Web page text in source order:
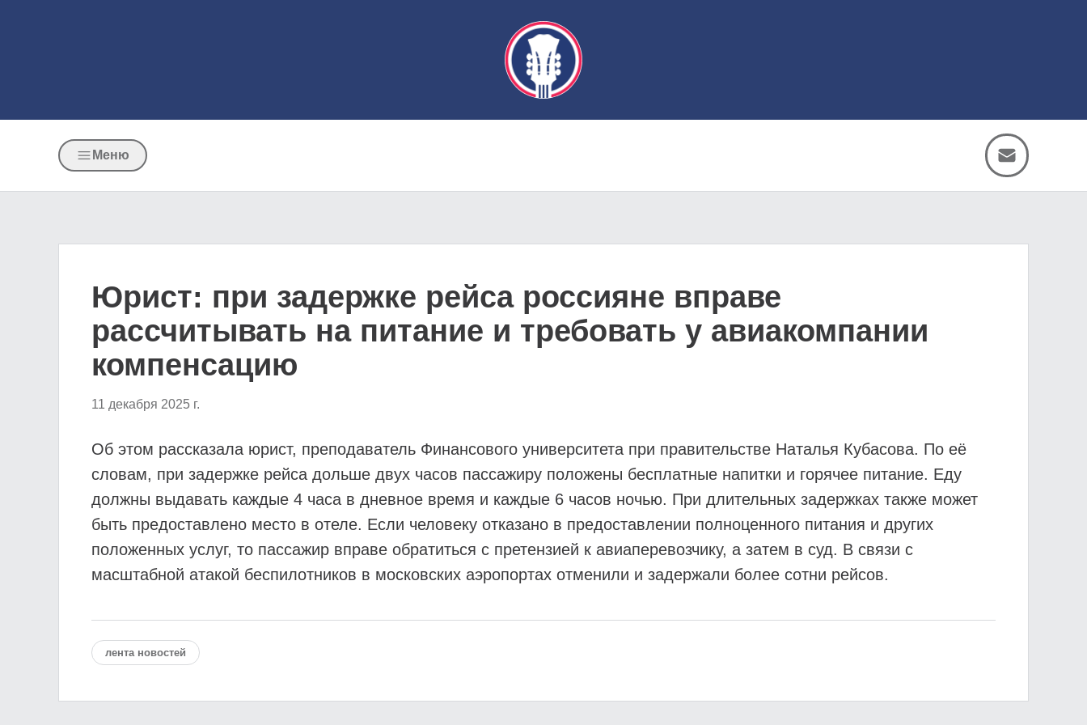
Меню
Юрист: при задержке рейса россияне вправе
рассчитывать на питание и требовать у авиакомпании
компенсацию
11 декабря 2025 г.
Об этом рассказала юрист, преподаватель Финансового университета при правительстве Наталья Кубасова. По её
словам, при задержке рейса дольше двух часов пассажиру положены бесплатные напитки и горячее питание. Еду
должны выдавать каждые 4 часа в дневное время и каждые 6 часов ночью. При длительных задержках также может
быть предоставлено место в отеле. Если человеку отказано в предоставлении полноценного питания и других
положенных услуг, то пассажир вправе обратиться с претензией к авиаперевозчику, а затем в суд. В связи с
масштабной атакой беспилотников в московских аэропортах отменили и задержали более сотни рейсов.
лента новостей